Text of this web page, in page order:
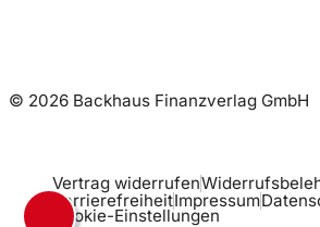
© 2026 Backhaus Finanzverlag GmbH
Vertrag widerrufen
BarrierefreiheitImpressum
Cookie-Einstellungen